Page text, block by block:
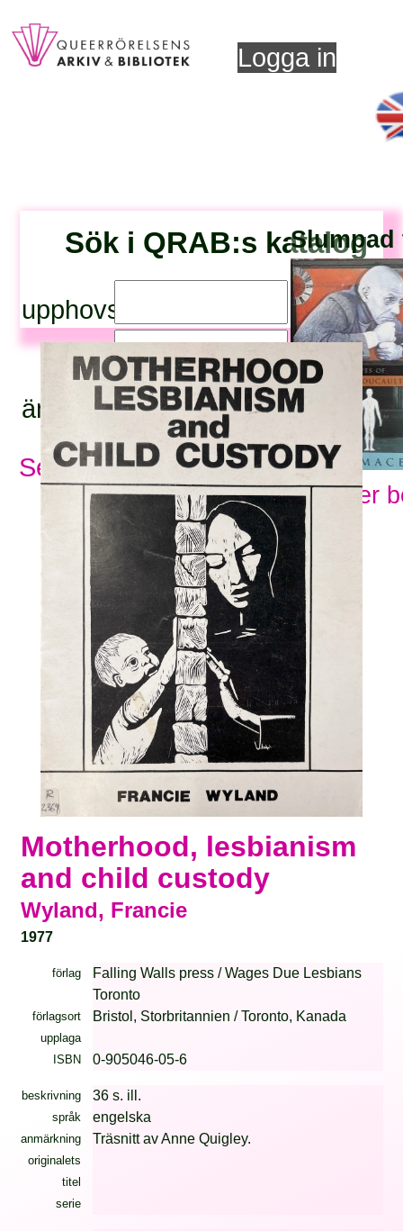
Logga in
Sök i QRAB:s katalog
upphovsperson:
titel:
ämnesord:
Se alla ämnesord
Slumpad
Visa fler
Motherhood, lesbianism
and child custody
Wyland, Francie
1977
förlag
Falling Walls press / Wages Due Lesbians
Toronto
förlagsort Bristol, Storbritannien / Toronto, Kanada
upplaga
ISBN
0-905046-05-6
beskrivning 36 s. ill.
språk engelska
anmärkning Träsnitt av Anne Quigley.
originalets
titel
serie